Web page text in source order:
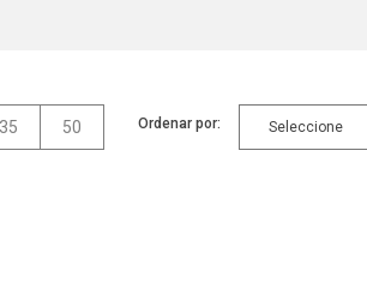
35 50 Ordenar por: